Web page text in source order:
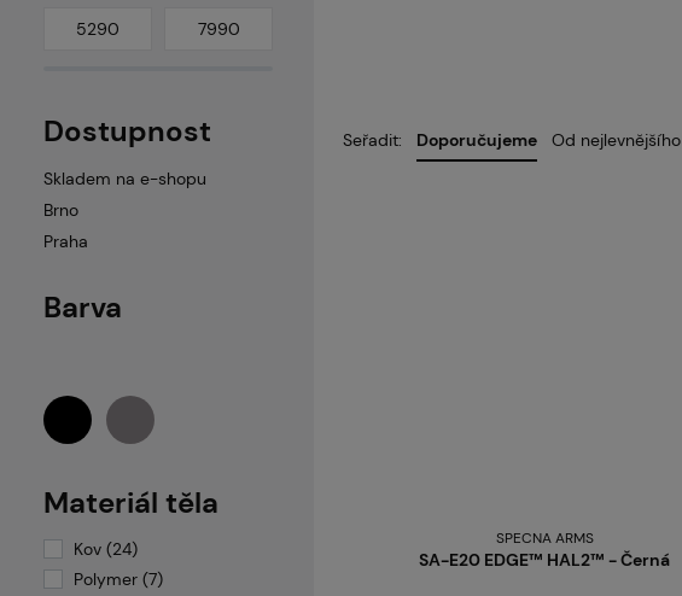
Dostupnost
Skladem na e-shopu
Brno
Praha
Barva
Materiál těla
Kov (24)
Polymer (7)
Seřadit: Doporučujeme Od nejlevnějšího
SPECNA ARMS
SA-E20 EDGE™ HAL2™ - Černá